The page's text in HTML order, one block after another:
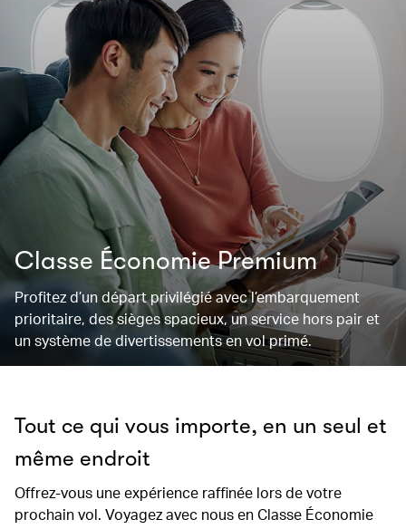
Classe Économie Premium
Profitez d’un départ privilégié avec l’embarquement
prioritaire, des sièges spacieux, un service hors pair et
un système de divertissements en vol primé.
Tout ce qui vous importe, en un seul et
même endroit
Offrez-vous une expérience raffinée lors de votre
prochain vol. Voyagez avec nous en Classe Économie